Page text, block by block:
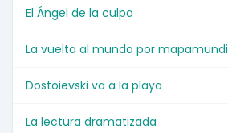
El Ángel de la culpa
La vuelta al mundo por mapamundi
Dostoievski va a la playa
La lectura dramatizada